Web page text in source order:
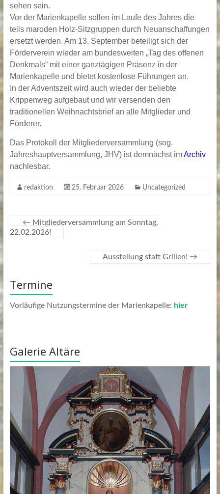
sehen sein.
Vor der Marienkapelle sollen im Laufe des Jahres die
teils maroden Holz-Sitzgruppen durch Neuanschaffungen
ersetzt werden. Am 13. September beteiligt sich der
Förderverein wieder am bundesweiten „Tag des offenen
Denkmals“ mit einer ganztägigen Präsenz in der
Marienkapelle und bietet kostenlose Führungen an.
In der Adventszeit wird auch wieder der beliebte
Krippenweg aufgebaut und wir versenden den
traditionellen Weihnachtsbrief an alle Mitglieder und
Förderer.
Das Protokoll der Mitgliederversammlung (sog.
Jahreshauptversammlung, JHV) ist demnächst imArchiv
nachlesbar.
redaktion 25. Februar 2026 Uncategorized
← Mitgliederversammlung am Sonntag,
22.02.2026!
Ausstellung statt Grillen! →
Termine
Vorläufige Nutzungstermine der Marienkapelle: hier
Galerie Altäre